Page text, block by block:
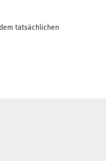
tatsächlichen